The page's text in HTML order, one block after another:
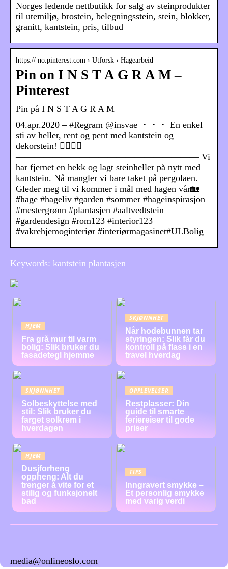
Norges ledende nettbutikk for salg av steinprodukter
til utemiljø, brostein, belegningsstein, stein, blokker,
granitt, kantstein, pris, tilbud
https:// no.pinterest.com › Utforsk › Hagearbeid
Pin on I N S T A G R A M –
Pinterest
Pin på I N S T A G R A M
04.apr.2020 – #Regram @insvae ・・・ En enkel
sti av heller, rent og pent med kantstein og
dekorstein! 👌🏻👌🏻
———————————————————— Vi
har fjernet en hekk og lagt steinheller på nytt med
kantstein. Nå mangler vi bare taket på pergolaen.
Gleder meg til vi kommer i mål med hagen vår🏡
#hage #hageliv #garden #sommer #hageinspirasjon
#mestergrønn #plantasjen #aaltvedtstein
#gardendesign #rom123 #interior123
#vakrehjemoginteriør #interiørmagasinet#ULBolig
Keywords: kantstein plantasjen
HJEM
Fra grå mur til varm
bolig: Slik bruker du
fasadetegl hjemme
SKJØNNHET
Når hodebunnen tar
styringen: Slik får du
kontroll på flass i en
travel hverdag
SKJØNNHET
Solbeskyttelse med
stil: Slik bruker du
farget solkrem i
hverdagen
OPPLEVELSER
Restplasser: Din
guide til smarte
feriereiser til gode
priser
HJEM
Dusjforheng
oppheng: Alt du
trenger å vite for et
stilig og funksjonelt
bad
TIPS
Inngravert smykke –
Et personlig smykke
med varig verdi
media@onlineoslo.com